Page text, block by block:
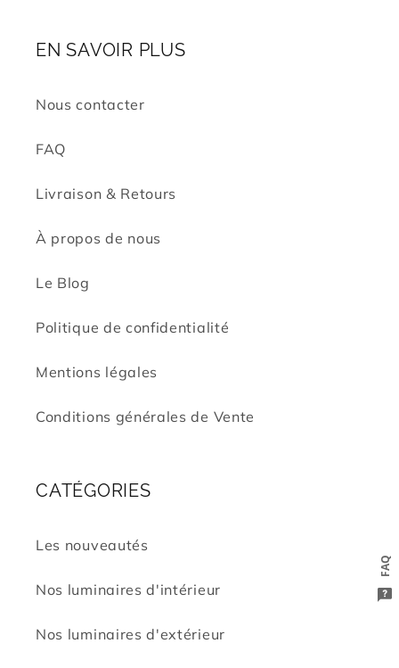
EN SAVOIR PLUS
Nous contacter
FAQ
Livraison & Retours
À propos de nous
Le Blog
Politique de confidentialité
Mentions légales
Conditions générales de Vente
CATÉGORIES
Les nouveautés
Nos luminaires d'intérieur
Nos luminaires d'extérieur
FAQ